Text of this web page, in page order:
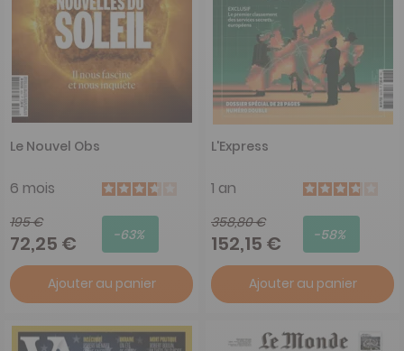
Le Nouvel Obs
6 mois
195 €
72,25 € -63%
Ajouter au panier
L'Express
1 an
358,80 €
152,15 € -58%
Ajouter au panier